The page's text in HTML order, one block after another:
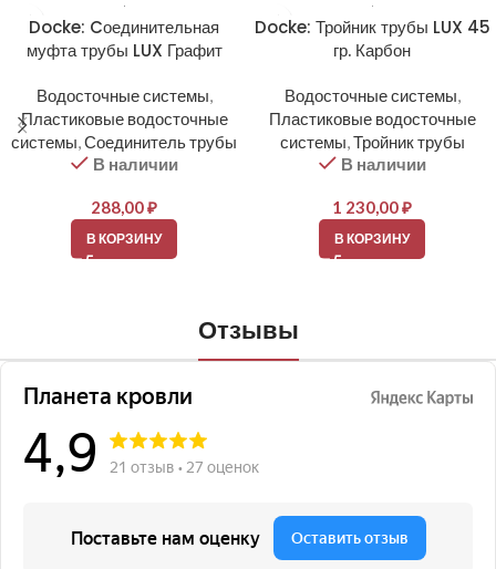
Docke: Cоединительная
муфта трубы LUX Графит
Водосточные системы,
Пластиковые водосточные
системы,Соединитель трубы
В наличии
288,00₽
В КОРЗИНУ
Docke: Тройник трубы LUX 45
гр. Карбон
Водосточные системы,
Пластиковые водосточные
системы,Тройник трубы
В наличии
1 230,00₽
В КОРЗИНУ
Отзывы